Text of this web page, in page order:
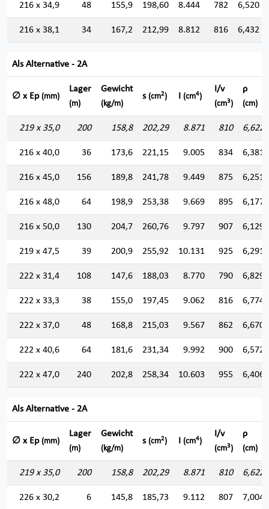
216 x 34,9 48 155,9 198,60 8.444 782 6,520
216 x 38,1 34 167,2 212,99 8.812 816 6,432
Als Alternative - 2A
∅ x Ep (mm)
Lager
(m)
Gewicht
(kg/m)
s (cm2) I (cm4)
I/v
(cm3)
ρ
(cm)
219 x 35,0 200 158,8 202,29 8.871 810 6,622
216 x 40,0 36 173,6 221,15 9.005 834 6,381
216 x 45,0 156 189,8 241,78 9.449 875 6,251
216 x 48,0 64 198,9 253,38 9.669 895 6,177
216 x 50,0 130 204,7 260,76 9.797 907 6,129
219 x 47,5 39 200,9 255,92 10.131 925 6,291
222 x 31,4 108 147,6 188,03 8.770 790 6,829
222 x 33,3 38 155,0 197,45 9.062 816 6,774
222 x 37,0 48 168,8 215,03 9.567 862 6,670
222 x 40,6 64 181,6 231,34 9.992 900 6,572
222 x 47,0 240 202,8 258,34 10.603 955 6,406
Als Alternative - 2A
∅ x Ep (mm)
Lager
(m)
Gewicht
(kg/m)
s (cm2) I (cm4)
I/v
(cm3)
ρ
(cm)
219 x 35,0 200 158,8 202,29 8.871 810 6,622
226 x 30,2 6 145,8 185,73 9.112 807 7,004